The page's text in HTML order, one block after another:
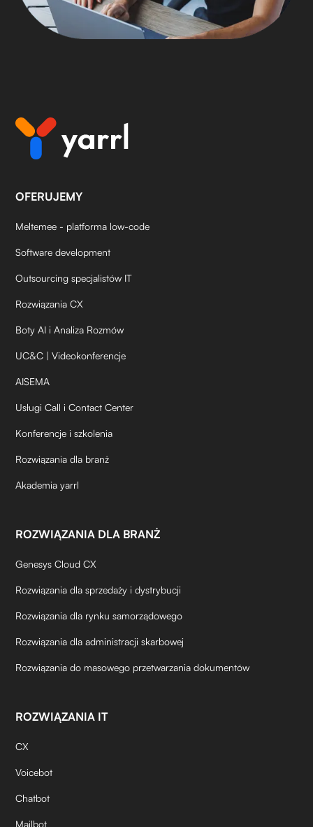
OFERUJEMY
Meltemee - platforma low-code
Software development
Outsourcing specjalistów IT
Rozwiązania CX
Boty AI i Analiza Rozmów
UC&C | Videokonferencje
AISEMA
Usługi Call i Contact Center
Konferencje i szkolenia
Rozwiązania dla branż
Akademia yarrl
ROZWIĄZANIA DLA BRANŻ
Genesys Cloud CX
Rozwiązania dla sprzedaży i dystrybucji
Rozwiązania dla rynku samorządowego
Rozwiązania dla administracji skarbowej
Rozwiązania do masowego przetwarzania dokumentów
ROZWIĄZANIA IT
CX
Voicebot
Chatbot
Mailbot